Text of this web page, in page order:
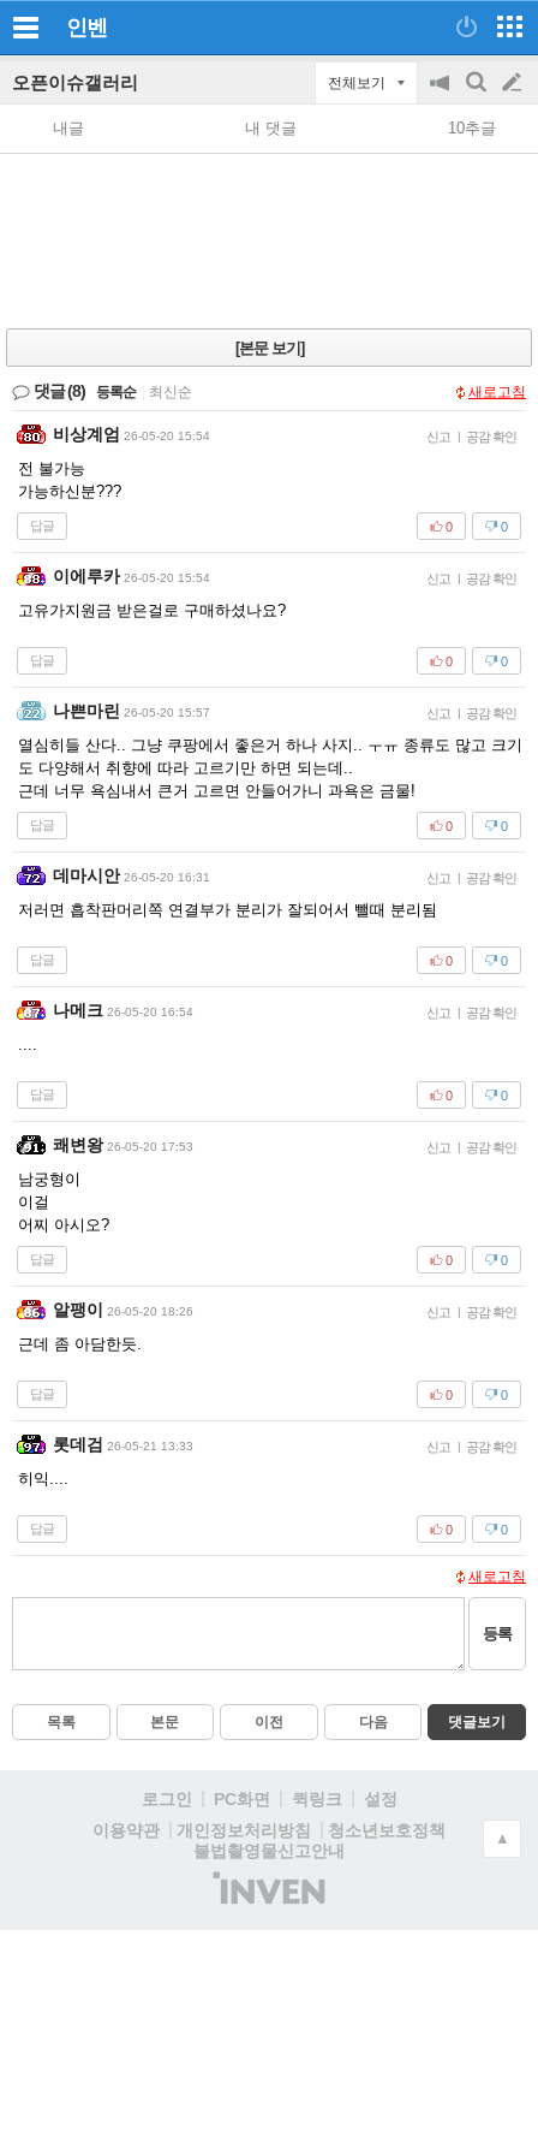
인벤
오픈이슈갤러리 전체보기
공
지
on/off
검
색
글
쓰
내글 내 댓글 10추글
[본문 보기]
댓글(8) 등록순 최신순 새로고침
비상계엄 26-05-20 15:54 신고 | 공감 확인
전 불가능
가능하신분???
답글 0
0
이에루카 26-05-20 15:54 신고 | 공감 확인
고유가지원금 받은걸로 구매하셨나요?
답글 0
0
나쁜마린 26-05-20 15:57 신고 | 공감 확인
열심히들 산다.. 그냥 쿠팡에서 좋은거 하나 사지.. ㅜㅠ 종류도 많고 크기
도 다양해서 취향에 따라 고르기만 하면 되는데..
근데 너무 욕심내서 큰거 고르면 안들어가니 과욕은 금물!
답글 0
0
데마시안 26-05-20 16:31 신고 | 공감 확인
저러면 흡착판머리쪽 연결부가 분리가 잘되어서 뺄때 분리됨
답글 0
0
나메크 26-05-20 16:54 신고 | 공감 확인
....
답글 0
0
쾌변왕 26-05-20 17:53 신고 | 공감 확인
남궁형이
이걸
어찌 아시오?
답글 0
0
알팽이 26-05-20 18:26 신고 | 공감 확인
근데 좀 아담한듯.
답글 0
0
롯데검 26-05-21 13:33 신고 | 공감 확인
히익....
답글 0
0
새로고침
등록
목록 본문 이전 다음 댓글보기
로그인 PC화면 퀵링크
설정
이용약관
개인정보처리방침
청소년보호정책
불법촬영물신고안내
(주)
인
▲